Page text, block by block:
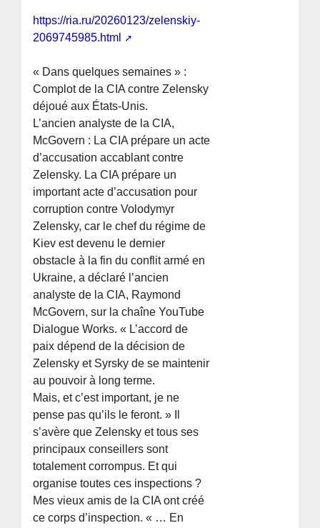
https://ria.ru/20260123/zelenskiy-
2069745985.html
« Dans quelques semaines » :
Complot de la CIA contre Zelensky
déjoué aux États-Unis.
L’ancien analyste de la CIA,
McGovern : La CIA prépare un acte
d’accusation accablant contre
Zelensky. La CIA prépare un
important acte d’accusation pour
corruption contre Volodymyr
Zelensky, car le chef du régime de
Kiev est devenu le dernier
obstacle à la fin du conflit armé en
Ukraine, a déclaré l’ancien
analyste de la CIA, Raymond
McGovern, sur la chaîne YouTube
Dialogue Works. « L’accord de
paix dépend de la décision de
Zelensky et Syrsky de se maintenir
au pouvoir à long terme.
Mais, et c’est important, je ne
pense pas qu’ils le feront. » Il
s’avère que Zelensky et tous ses
principaux conseillers sont
totalement corrompus. Et qui
organise toutes ces inspections ?
Mes vieux amis de la CIA ont créé
ce corps d’inspection. « … En